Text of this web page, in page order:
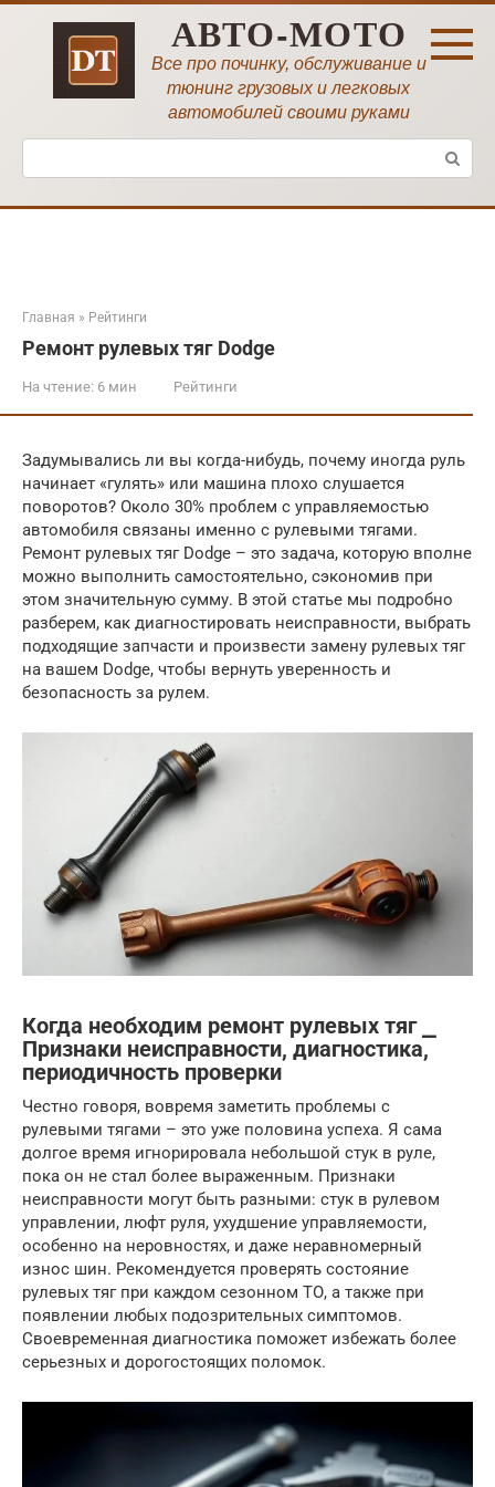
Перейти
АВТО-МОТО
Все про починку, обслуживание и
тюнинг грузовых и легковых
автомобилей своими руками
Поиск:
Главная » Рейтинги
Ремонт рулевых тяг Dodge
На чтение: 6 мин Рейтинги
Задумывались ли вы когда-нибудь, почему иногда руль
начинает «гулять» или машина плохо слушается
поворотов? Около 30% проблем с управляемостью
автомобиля связаны именно с рулевыми тягами.
Ремонт рулевых тяг Dodge – это задача, которую вполне
можно выполнить самостоятельно, сэкономив при
этом значительную сумму. В этой статье мы подробно
разберем, как диагностировать неисправности, выбрать
подходящие запчасти и произвести замену рулевых тяг
на вашем Dodge, чтобы вернуть уверенность и
безопасность за рулем.
Когда необходим ремонт рулевых тяг ⎯
Признаки неисправности, диагностика,
периодичность проверки
Честно говоря, вовремя заметить проблемы с
рулевыми тягами – это уже половина успеха. Я сама
долгое время игнорировала небольшой стук в руле,
пока он не стал более выраженным. Признаки
неисправности могут быть разными: стук в рулевом
управлении, люфт руля, ухудшение управляемости,
особенно на неровностях, и даже неравномерный
износ шин. Рекомендуется проверять состояние
рулевых тяг при каждом сезонном ТО, а также при
появлении любых подозрительных симптомов.
Своевременная диагностика поможет избежать более
серьезных и дорогостоящих поломок.